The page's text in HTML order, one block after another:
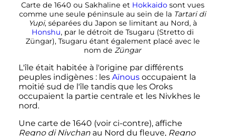
Carte de 1640 ou Sakhaline et Hokkaidosont vues
comme une seule péninsule au sein de la Tartari di
Yupi, séparées du Japon se limitant au Nord, à
Honshu, par le détroit de Tsugaru (Stretto di
Züngar), Tsugaru étant également placé avec le
nom de Züngar
L'île était habitée à l'origine par différents
peuples indigènes : les Aïnousoccupaient la
moitié sud de l'île tandis que les Oroks
occupaient la partie centrale et les Nivkhes le
nord.
Une carte de 1640 (voir ci-contre), affiche
Regno di Nivchanau Nord du fleuve, Regno